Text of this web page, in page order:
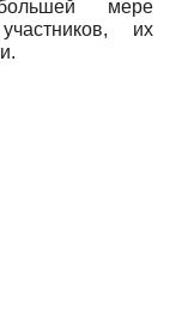
мере
их